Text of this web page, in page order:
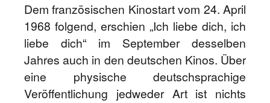
Dem französischen Kinostart vom 24. April
1968 folgend, erschien „Ich liebe dich, ich
liebe dich“ im September desselben
Jahres auch in den deutschen Kinos. Über
eine physische deutschsprachige
Veröffentlichung jedweder Art ist nichts